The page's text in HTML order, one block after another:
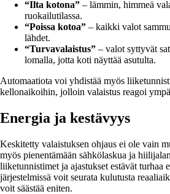
“Ilta kotona” – lämmin, himmeä
ruokailutilassa.
“Poissa kotoa” – kaikki valot
lähdet.
“Turvavalaistus” – valot syttyvät
lomalla, jotta koti näyttää asutulta.
Automaatiota voi yhdistää myös
kellonaikoihin, jolloin valaistus reagoi
Energia ja kestävyys
Keskitetty valaistuksen ohjaus ei ole vain
myös pienentämään sähkölaskua ja
liiketunnistimet ja ajastukset estävät turhaa
järjestelmissä voit seurata kulutusta
voit säästää eniten.